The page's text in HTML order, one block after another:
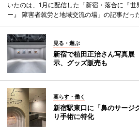
いたのは、1月に配信した「新宿・落合に『世
ー』 障害者就労と地域交流の場」の記事だった
見る・遊ぶ
新宿で植田正治さん写真
示、グッズ販売も
暮らす・働く
新宿駅東口に「鼻のサージ
り手術に特化